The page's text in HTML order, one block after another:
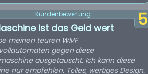
5
Kundenbewertung:
ist das Geld wert
meinen teuren WMF
gegen diese
ausgetauscht. Ich kann diese
nur empfehlen. Tolles, wertiges Design.